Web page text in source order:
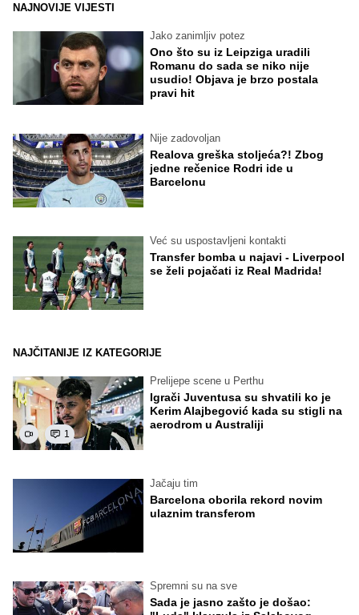
NAJNOVIJE VIJESTI
Jako zanimljiv potez
Ono što su iz Leipziga uradili
Romanu do sada se niko nije
usudio! Objava je brzo postala
pravi hit
Nije zadovoljan
Realova greška stoljeća?! Zbog
jedne rečenice Rodri ide u
Barcelonu
Već su uspostavljeni kontakti
Transfer bomba u najavi - Liverpool
se želi pojačati iz Real Madrida!
NAJČITANIJE IZ KATEGORIJE
1
Prelijepe scene u Perthu
Igrači Juventusa su shvatili ko je
Kerim Alajbegović kada su stigli na
aerodrom u Australiji
Jačaju tim
Barcelona oborila rekord novim
ulaznim transferom
Spremni su na sve
Sada je jasno zašto je došao: